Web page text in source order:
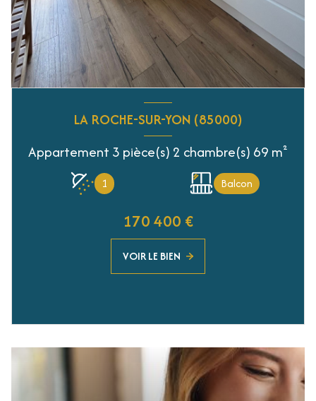
LA ROCHE-SUR-YON (85000)
Appartement 3 pièce(s) 2 chambre(s) 69 m²
1 Balcon
170 400 €
VOIR LE BIEN